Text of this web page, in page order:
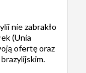
nie zabrakło
(Unia
ofertę oraz